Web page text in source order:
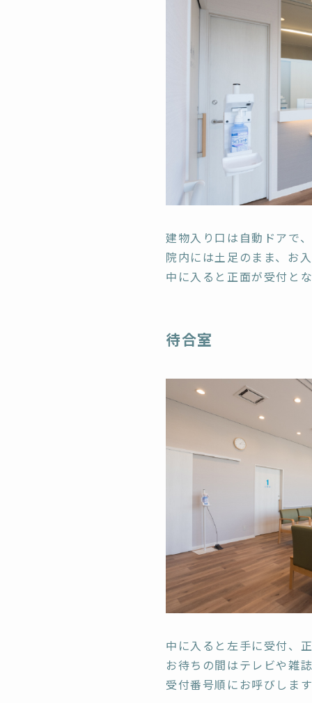
建物入り口は自動ドアで
院内には土足のまま、お
中に入ると正面が受付と
待合室
中に入ると左手に受付、
お待ちの間はテレビや雑
受付番号順にお呼びしま